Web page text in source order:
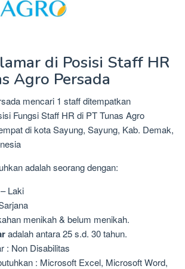
di Posisi Staff HR
Agro Persada
mencari 1 staff ditempatkan
Fungsi Staff HR di PT Tunas Agro
di kota Sayung, Sayung, Kab. Demak,
adalah seorang dengan:
Laki
menikah & belum menikah.
adalah antara 25 s.d. 30 tahun.
: Non Disabilitas
: Microsoft Excel, Microsoft Word,